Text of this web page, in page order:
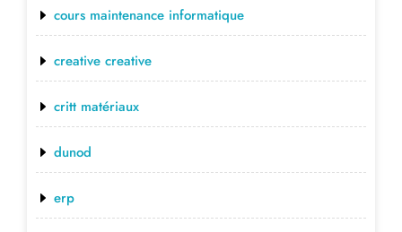
cours maintenance informatique
creative creative
critt matériaux
dunod
erp